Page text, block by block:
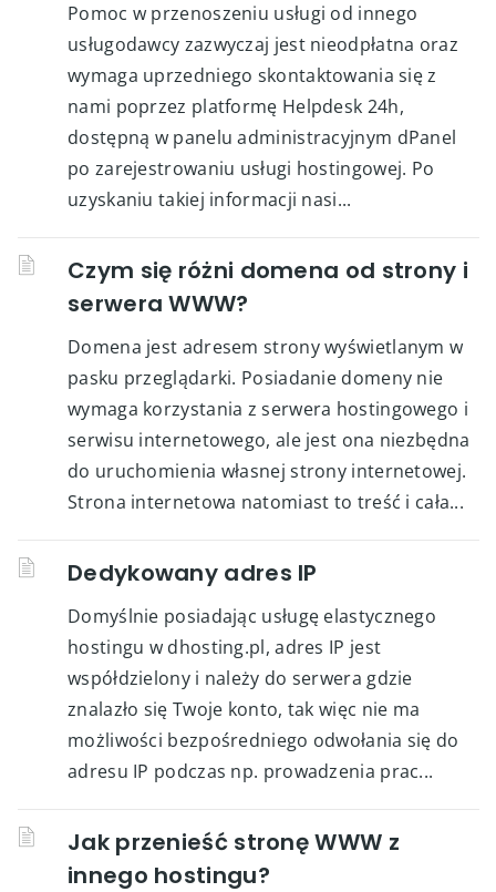
Pomoc w przenoszeniu usługi od innego
usługodawcy zazwyczaj jest nieodpłatna oraz
wymaga uprzedniego skontaktowania się z
nami poprzez platformę Helpdesk 24h,
dostępną w panelu administracyjnym dPanel
po zarejestrowaniu usługi hostingowej. Po
uzyskaniu takiej informacji nasi...
Czym się różni domena od strony i
serwera WWW?
Domena jest adresem strony wyświetlanym w
pasku przeglądarki. Posiadanie domeny nie
wymaga korzystania z serwera hostingowego i
serwisu internetowego, ale jest ona niezbędna
do uruchomienia własnej strony internetowej.
Strona internetowa natomiast to treść i cała...
Dedykowany adres IP
Domyślnie posiadając usługę elastycznego
hostingu w dhosting.pl, adres IP jest
współdzielony i należy do serwera gdzie
znalazło się Twoje konto, tak więc nie ma
możliwości bezpośredniego odwołania się do
adresu IP podczas np. prowadzenia prac...
Jak przenieść stronę WWW z
innego hostingu?